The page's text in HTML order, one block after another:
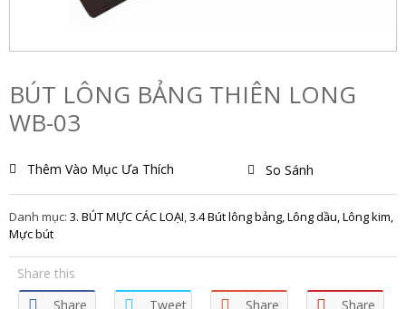
BÚT LÔNG BẢNG THIÊN LONG
WB-03
Thêm Vào Mục Ưa Thích So Sánh
Danh mục: 3. BÚT MỰC CÁC LOẠI,3.4 Bút lông bảng, Lông dầu, Lông kim,
Mực bút
Share this
Share
Tweet Share Share